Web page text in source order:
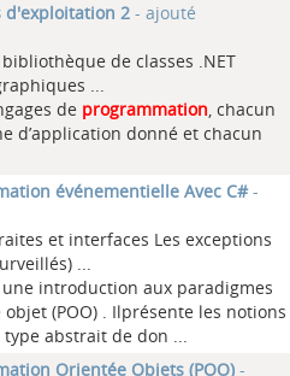
d'exploitation 2 - ajouté
de classes .NET
...
de programmation, chacun
d’application donné et chacun
événementielle Avec C#-
et interfaces Les exceptions
...
introduction aux paradigmes
(POO) . Ilprésente les notions
abstrait de don ...
Orientée Objets (POO) -